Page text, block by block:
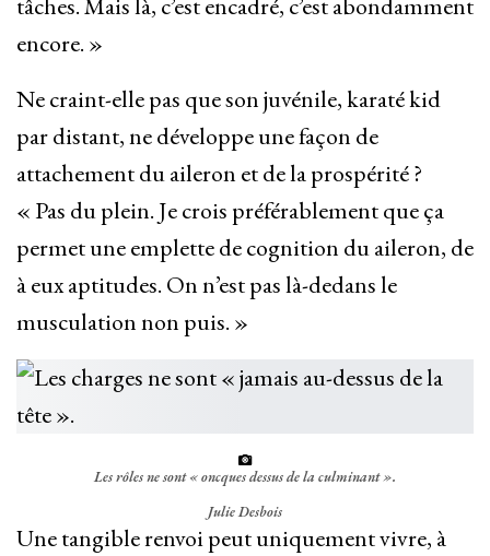
encore. »
Ne craint-elle pas que son juvénile, karaté kid
par distant, ne développe une façon de
attachement du aileron et de la prospérité ?
« Pas du plein. Je crois préférablement que ça
permet une emplette de cognition du aileron, de
à eux aptitudes. On n’est pas là-dedans le
musculation non puis. »
Les rôles ne sont « oncques dessus de la culminant ».
Julie Desbois
Une tangible renvoi peut uniquement vivre, à